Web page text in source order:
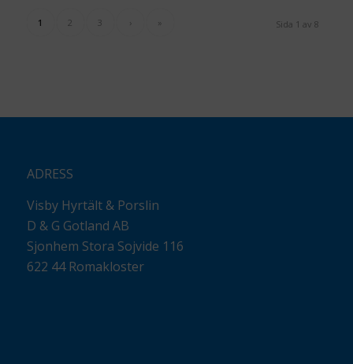
Sida 1 av 8
1 2 3 › »
ADRESS
Visby Hyrtält & Porslin
D & G Gotland AB
Sjonhem Stora Sojvide 116
622 44 Romakloster